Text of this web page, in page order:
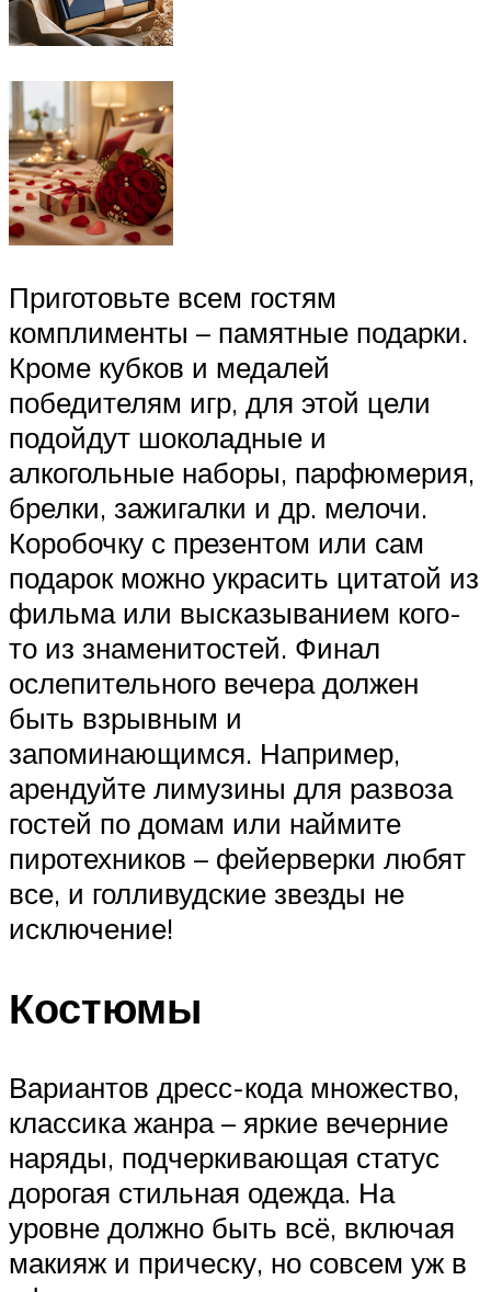
Приготовьте всем гостям
комплименты – памятные подарки.
Кроме кубков и медалей
победителям игр, для этой цели
подойдут шоколадные и
алкогольные наборы, парфюмерия,
брелки, зажигалки и др. мелочи.
Коробочку с презентом или сам
подарок можно украсить цитатой из
фильма или высказыванием кого-
то из знаменитостей. Финал
ослепительного вечера должен
быть взрывным и
запоминающимся. Например,
арендуйте лимузины для развоза
гостей по домам или наймите
пиротехников – фейерверки любят
все, и голливудские звезды не
исключение!
Костюмы
Вариантов дресс-кода множество,
классика жанра – яркие вечерние
наряды, подчеркивающая статус
дорогая стильная одежда. На
уровне должно быть всё, включая
макияж и прическу, но совсем уж в